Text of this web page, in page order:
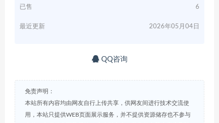
已售 6
最近更新 2026年05月04日
QQ咨询
免责声明：
本站所有内容均由网友自行上传共享，供网友间进行技术交流使
用，本站只提供WEB页面展示服务，并不提供资源储存也不参与